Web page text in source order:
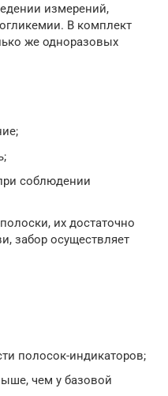
измерений,
В комплект
же одноразовых
соблюдении
их достаточно
забор осуществляет
полосок-индикаторов;
чем у базовой